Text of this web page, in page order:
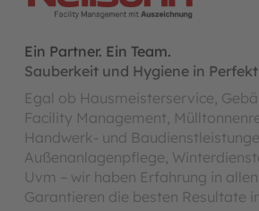
Ein Partner. Ein Team.
Sauberkeit und Hygiene in
Egal ob Hausmeisterservice,
Facility Management,
Handwerk- und
Außenanlagenpflege,
Uvm – wir haben Erfahrung in
Garantieren die besten Resultate